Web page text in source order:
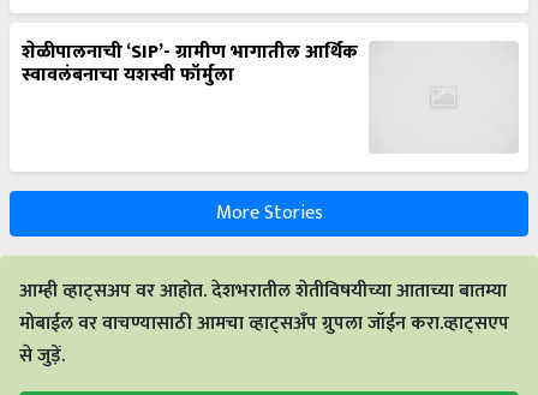
शेळीपालनाची ‘SIP’- ग्रामीण भागातील आर्थिक
स्वावलंबनाचा यशस्वी फॉर्मुला
More Stories
आम्ही व्हाट्सअप वर आहोत. देशभरातील शेतीविषयीच्या आताच्या बातम्या
मोबाईल वर वाचण्यासाठी आमचा व्हाट्सअँप ग्रुपला जॉईन करा.व्हाट्सएप
से जुड़ें.